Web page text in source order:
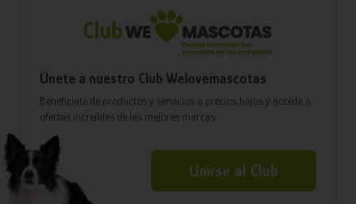
Únete a nuestro Club Welovemascotas
Benefíciate de productos y servicios a precios bajos y accede a
ofertas increíbles de las mejores marcas
Unirse al Club